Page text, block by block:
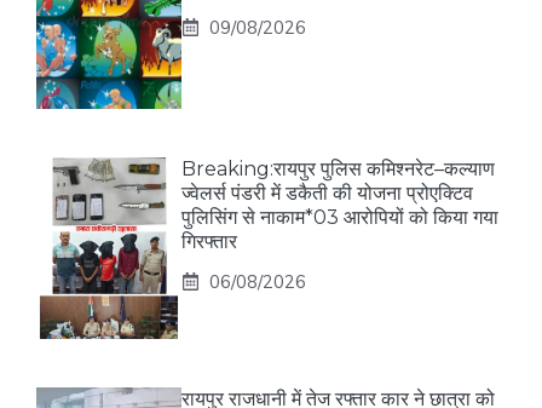
09/08/2026
Breaking:रायपुर पुलिस कमिश्नरेट–कल्याण
ज्वेलर्स पंडरी में डकैती की योजना प्रोएक्टिव
पुलिसिंग से नाकाम*03 आरोपियों को किया गया
गिरफ्तार
06/08/2026
रायपुर राजधानी में तेज रफ्तार कार ने छात्रा को